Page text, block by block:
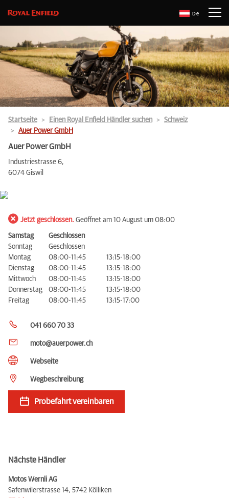
De
Startseite Einen Royal Enfield Händler suchen
Schweiz
Auer Power GmbH
Auer Power GmbH
Industriestrasse 6,
6074 Giswil
Jetzt geschlossen. Geöffnet am 10 August um 08:00
Samstag
Geschlossen
Sonntag
Geschlossen
Montag
08:00-11:45
13:15-18:00
Dienstag
08:00-11:45
13:15-18:00
Mittwoch
08:00-11:45
13:15-18:00
Donnerstag
08:00-11:45
13:15-18:00
Freitag
08:00-11:45 13:15-17:00
041 660 70 33
moto@auerpower.ch
Webseite
Wegbeschreibung
Probefahrt vereinbaren
Nächste Händler
Motos Wernli AG
Safenwilerstrasse 14, 5742 Kölliken